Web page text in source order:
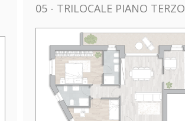
05 - TRILOCALE PIANO TERZO